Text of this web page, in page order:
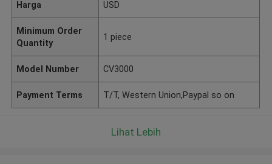
Harga USD
Minimum Order
Quantity
1 piece
Model Number CV3000
Payment Terms T/T, Western Union,Paypal so on
Lihat Lebih